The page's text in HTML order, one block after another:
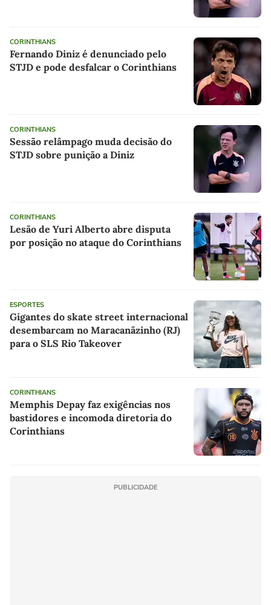
CORINTHIANS
Fernando Diniz é denunciado pelo
STJD e pode desfalcar o Corinthians
CORINTHIANS
Sessão relâmpago muda decisão do
STJD sobre punição a Diniz
CORINTHIANS
Lesão de Yuri Alberto abre disputa
por posição no ataque do Corinthians
ESPORTES
Gigantes do skate street internacional
desembarcam no Maracanãzinho (RJ)
para o SLS Rio Takeover
CORINTHIANS
Memphis Depay faz exigências nos
bastidores e incomoda diretoria do
Corinthians
PUBLICIDADE